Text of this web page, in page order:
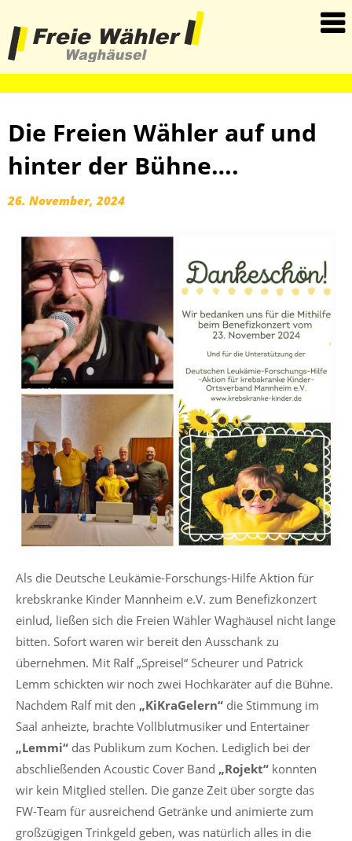
Die Freien Wähler auf und
hinter der Bühne….
26. November, 2024
Als die Deutsche Leukämie-Forschungs-Hilfe Aktion für
krebskranke Kinder Mannheim e.V. zum Benefizkonzert
einlud, ließen sich die Freien Wähler Waghäusel nicht lange
bitten. Sofort waren wir bereit den Ausschank zu
übernehmen. Mit Ralf „Spreisel“ Scheurer und Patrick
Lemm schickten wir noch zwei Hochkaräter auf die Bühne.
Nachdem Ralf mit den „KiKraGelern“ die Stimmung im
Saal anheizte, brachte Vollblutmusiker und Entertainer
„Lemmi“ das Publikum zum Kochen. Lediglich bei der
abschließenden Acoustic Cover Band „Rojekt“ konnten
wir kein Mitglied stellen. Die ganze Zeit über sorgte das
FW-Team für ausreichend Getränke und animierte zum
großzügigen Trinkgeld geben, was natürlich alles in die